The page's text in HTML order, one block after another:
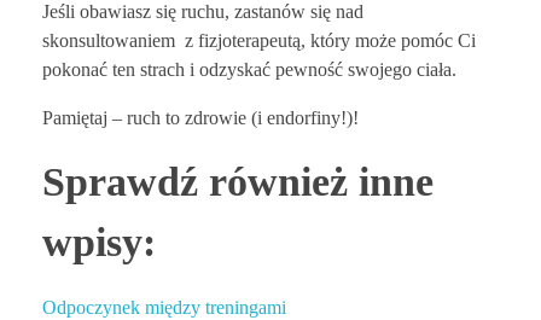
Jeśli obawiasz się ruchu, zastanów się nad
skonsultowaniem z fizjoterapeutą, który może pomóc Ci
pokonać ten strach i odzyskać pewność swojego ciała.
Pamiętaj – ruch to zdrowie (i endorfiny!)!
Sprawdź również inne
wpisy:
Odpoczynek między treningami